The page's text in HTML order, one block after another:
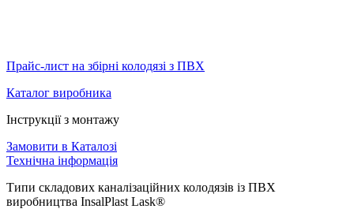
Прайс-лист на збірні колодязі з ПВХ
Каталог виробника
Інструкції з монтажу
Замовити в Каталозі
Технічна інформація
Типи складових каналізаційних колодязів із ПВХ
виробництва InsalPlast Lask®